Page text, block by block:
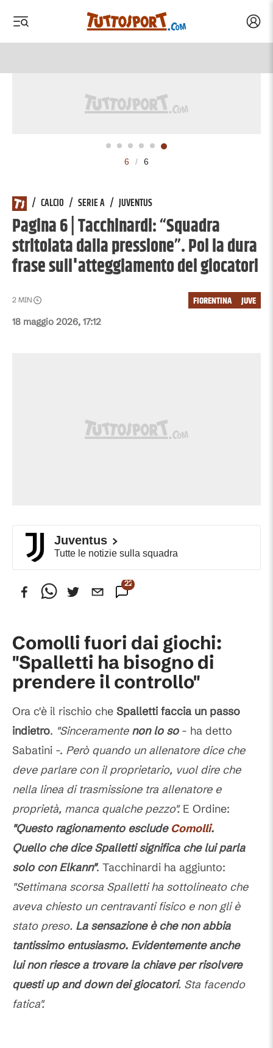
6 / 6
/ CALCIO / SERIE A / JUVENTUS
Pagina 6 | Tacchinardi: “Squadra
stritolata dalla pressione”. Poi la dura
frase sull'atteggiamento dei giocatori
18 maggio 2026, 17:12
2 MIN JUVE
FIORENTINA
Juventus
Tutte le notizie sulla squadra
224
Comolli fuori dai giochi:
"Spalletti ha bisogno di
prendere il controllo"
Ora c'è il rischio che Spalletti faccia un passo
indietro. "Sinceramente non lo so- ha detto
Sabatini -. Però quando un allenatore dice che
deve parlare con il proprietario, vuol dire che
nella linea di trasmissione tra allenatore e
proprietà, manca qualche pezzo".E Ordine:
"Questo ragionamento esclude Comolli.
Quello che dice Spalletti significa che lui parla
solo con Elkann". Tacchinardi ha aggiunto:
"Settimana scorsa Spalletti ha sottolineato che
aveva chiesto un centravanti fisico e non gli è
stato preso. La sensazione è che non abbia
tantissimo entusiasmo. Evidentemente anche
lui non riesce a trovare la chiave per risolvere
questi up and down dei giocatori. Sta facendo
fatica".